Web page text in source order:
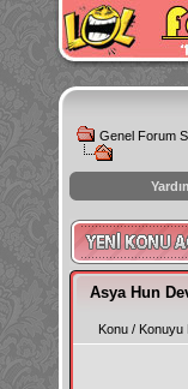
Genel Forum
instagram
izlenme
hilesi
Asya Hun
Konu / Konuyu